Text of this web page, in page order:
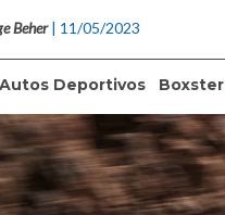
Beher | 11/05/2023
Autos Deportivos Boxster